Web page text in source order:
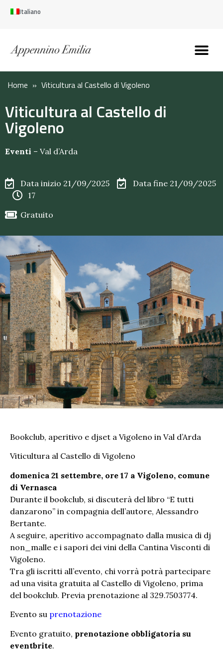
Italiano
Home » Viticultura al Castello di Vigoleno
Viticultura al Castello di
Vigoleno
Eventi – Val d’Arda
Data inizio 21/09/2025
Data fine 21/09/2025
17
Gratuito
Bookclub, aperitivo e djset a Vigoleno in Val d’Arda
Viticultura al Castello di Vigoleno
domenica 21 settembre, ore 17 a Vigoleno, comune
di Vernasca
Durante il bookclub, si discuterà del libro “E tutti
danzarono” in compagnia dell’autore, Alessandro
Bertante.
A seguire, aperitivo accompagnato dalla musica di dj
non_malle e i sapori dei vini della Cantina Visconti di
Vigoleno.
Tra gli iscritti all’evento, chi vorrà potrà partecipare
ad una visita gratuita al Castello di Vigoleno, prima
del bookclub. Previa prenotazione al 329.7503774.
Evento su prenotazione
Evento gratuito, prenotazione obbligatoria su
eventbrite.